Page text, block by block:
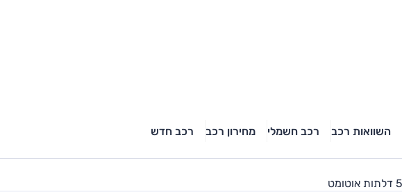
השוואות רכב רכב חשמלי מחירון רכב רכב חדש